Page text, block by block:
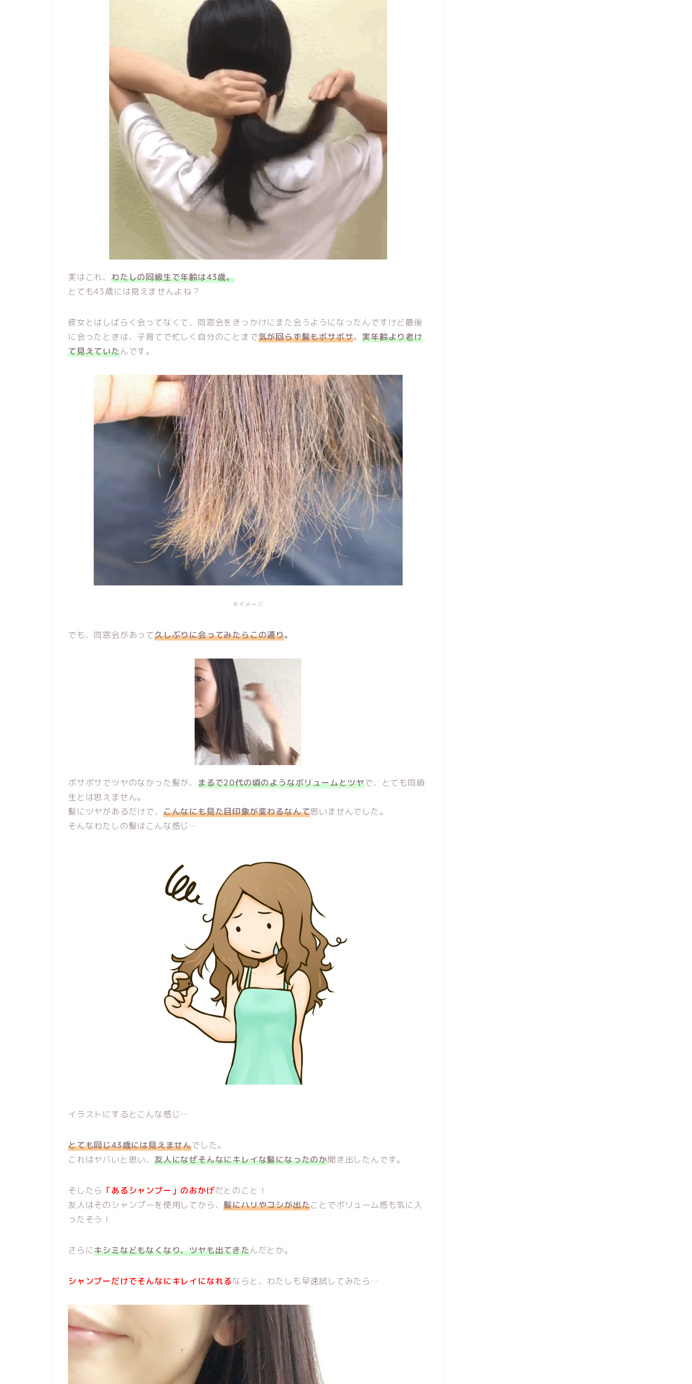
実はこれ、 わたしの同級生で年齢は43歳。
とても43歳には見えませんよね？
彼女とはしばらく会ってなくて、同窓会をきっかけにまた会うようになったんですけど最後
に会ったときは、子育てで忙しく自分のことまで気が回らず髪もボサボサ。実年齢より老け
て見えていたんです。
※イメージ
でも、同窓会があって久しぶりに会ってみたらこの通り。
ボサボサでツヤのなかった髪が、 まるで20代の頃のようなボリュームとツヤで、とても同級
生とは思えません。
髪にツヤがあるだけで、 こんなにも見た目印象が変わるなんて思いませんでした。
そんなわたしの髪はこんな感じ…
イラストにするとこんな感じ…
とても同じ43歳には見えませんでした。
これはヤバいと思い、 友人になぜそんなにキレイな髪になったのか聞き出したんです。
そしたら 「あるシャンプー」のおかげだとのこと！
友人はそのシャンプーを使用してから、髪にハリやコシが出たことでボリューム感も気に入
ったそう！
さらにキシミなどもなくなり、ツヤも出てきたんだとか。
シャンプーだけでそんなにキレイになれるならと、わたしも早速試してみたら…